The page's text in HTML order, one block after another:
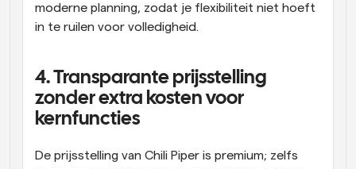
moderne planning, zodat je flexibiliteit niet hoeft
in te ruilen voor volledigheid.
4. Transparante prijsstelling
zonder extra kosten voor
kernfuncties
De prijsstelling van Chili Piper is premium; zelfs